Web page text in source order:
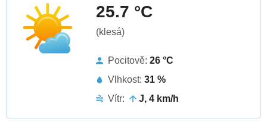
25.7 °C
(klesá)
Pocitově: 26 °C
Vlhkost: 31 %
Vítr:
J, 4 km/h